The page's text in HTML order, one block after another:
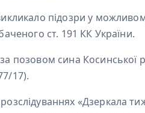
підозри у
ст. 191 КК України.
позовом сина Косинської
17).
«Дзеркала